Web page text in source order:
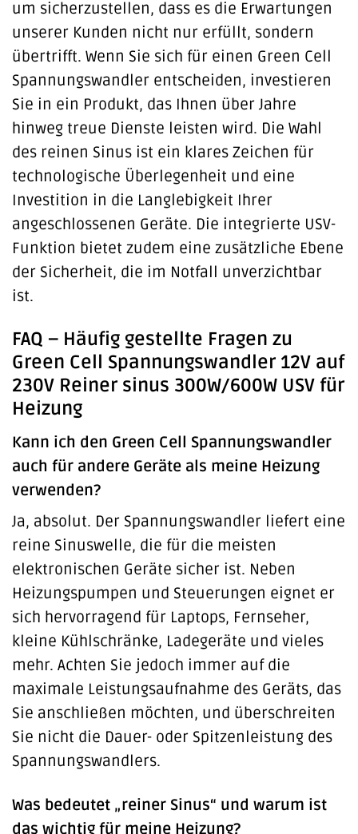
um sicherzustellen, dass es die Erwartungen
unserer Kunden nicht nur erfüllt, sondern
übertrifft. Wenn Sie sich für einen Green Cell
Spannungswandler entscheiden, investieren
Sie in ein Produkt, das Ihnen über Jahre
hinweg treue Dienste leisten wird. Die Wahl
des reinen Sinus ist ein klares Zeichen für
technologische Überlegenheit und eine
Investition in die Langlebigkeit Ihrer
angeschlossenen Geräte. Die integrierte USV-
Funktion bietet zudem eine zusätzliche Ebene
der Sicherheit, die im Notfall unverzichtbar
ist.
FAQ – Häufig gestellte Fragen zu
Green Cell Spannungswandler 12V auf
230V Reiner sinus 300W/600W USV für
Heizung
Kann ich den Green Cell Spannungswandler
auch für andere Geräte als meine Heizung
verwenden?
Ja, absolut. Der Spannungswandler liefert eine
reine Sinuswelle, die für die meisten
elektronischen Geräte sicher ist. Neben
Heizungspumpen und Steuerungen eignet er
sich hervorragend für Laptops, Fernseher,
kleine Kühlschränke, Ladegeräte und vieles
mehr. Achten Sie jedoch immer auf die
maximale Leistungsaufnahme des Geräts, das
Sie anschließen möchten, und überschreiten
Sie nicht die Dauer- oder Spitzenleistung des
Spannungswandlers.
Was bedeutet „reiner Sinus“ und warum ist
das wichtig für meine Heizung?